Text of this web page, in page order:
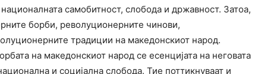
самобитност, слобода и државност. Затоа,
борби, револуционерните чинови,
традиции на македонскиот народ.
на македонскиот народ се есенцијата на неговата
и социјална слобода. Тие поттикнуваат и